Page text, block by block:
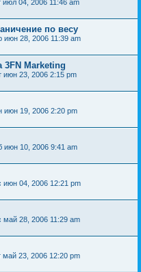
июл 04, 2006 11:46 am
по весу
июн 28, 2006 11:39 am
3FN Marketing
июн 23, 2006 2:15 pm
июн 19, 2006 2:20 pm
июн 10, 2006 9:41 am
июн 04, 2006 12:21 pm
май 28, 2006 11:29 am
май 23, 2006 12:20 pm